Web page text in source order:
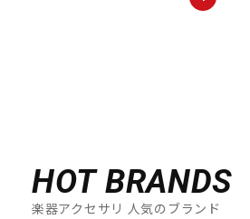
HOT BRANDS
楽器アクセサリ 人気のブランド